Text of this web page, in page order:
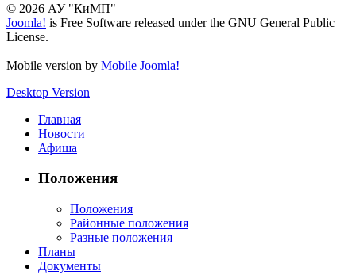
© 2026 АУ "КиМП"
Joomla! is Free Software released under the GNU General Public
License.
Mobile version by Mobile Joomla!
Desktop Version
Главная
Новости
Афиша
Положения
Положения
Районные положения
Разные положения
Планы
Документы